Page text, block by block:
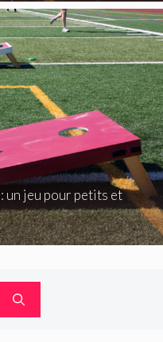
un jeu pour petits et